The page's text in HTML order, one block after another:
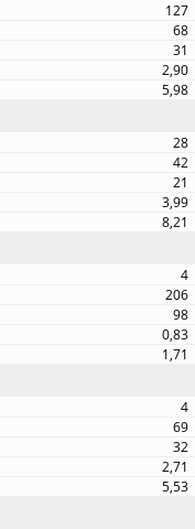
127
68
31
2,90
5,98
28
42
21
3,99
8,21
4
206
98
0,83
1,71
4
69
32
2,71
5,53